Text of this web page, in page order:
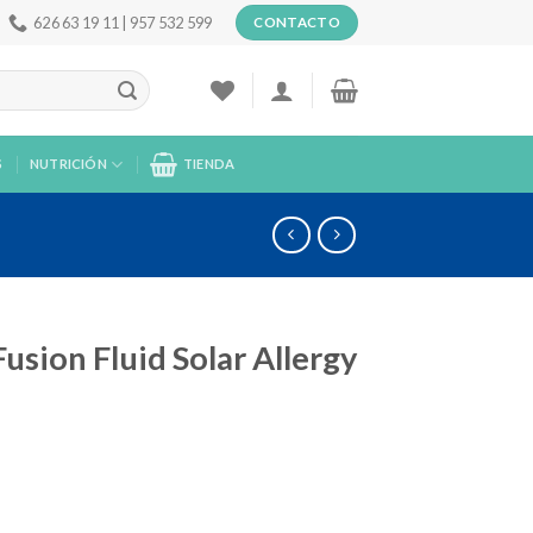
626 63 19 11 | 957 532 599 CONTACTO
NUTRICIÓN TIENDA
Fluid Solar Allergy